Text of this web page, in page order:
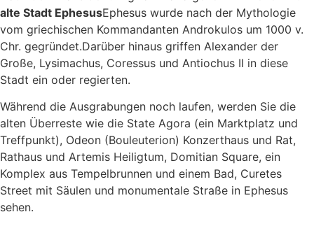
alte Stadt EphesusEphesus wurde nach der Mythologie
vom griechischen Kommandanten Androkulos um 1000 v.
Chr. gegründet.Darüber hinaus griffen Alexander der
Große, Lysimachus, Coressus und Antiochus II in diese
Stadt ein oder regierten.
Während die Ausgrabungen noch laufen, werden Sie die
alten Überreste wie die State Agora (ein Marktplatz und
Treffpunkt), Odeon (Bouleuterion) Konzerthaus und Rat,
Rathaus und Artemis Heiligtum, Domitian Square, ein
Komplex aus Tempelbrunnen und einem Bad, Curetes
Street mit Säulen und monumentale Straße in Ephesus
sehen.